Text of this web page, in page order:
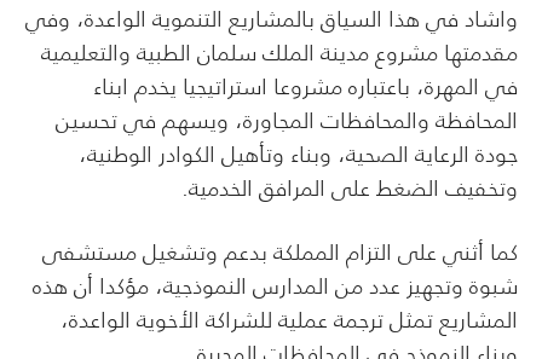
واشاد في هذا السياق بالمشاريع التنموية الواعدة، وفي
مقدمتها مشروع مدينة الملك سلمان الطبية والتعليمية
في المهرة، باعتباره مشروعا استراتيجيا يخدم ابناء
المحافظة والمحافظات المجاورة، ويسهم في تحسين
جودة الرعاية الصحية، وبناء وتأهيل الكوادر الوطنية،
وتخفيف الضغط على المرافق الخدمية.
كما أثني على التزام المملكة بدعم وتشغيل مستشفى
شبوة وتجهيز عدد من المدارس النموذجية، مؤكدا أن هذه
المشاريع تمثل ترجمة عملية للشراكة الأخوية الواعدة،